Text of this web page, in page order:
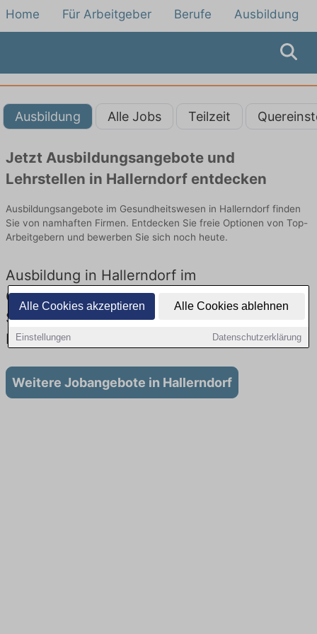
Alle Cookies akzeptieren Alle Cookies ablehnen
Einstellungen Datenschutzerklärung
Home Für Arbeitgeber Berufe Ausbildung
Ausbildung Alle Jobs Teilzeit
Jetzt Ausbildungsangebote und
Lehrstellen in Hallerndorf entdecken
Ausbildungsangebote im Gesundheitswesen in Hallerndorf finden
Sie von namhaften Firmen. Entdecken Sie freie Optionen von Top-
Arbeitgebern und bewerben Sie sich noch heute.
Ausbildung in Hallerndorf im
Gesundheitswesen: Aktuell gibt es keine
Stellenangebote für Ausbildung in
Hallerndorf
Weitere Jobangebote in Hallerndorf